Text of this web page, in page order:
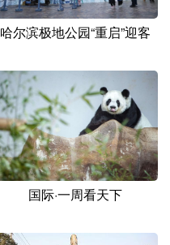
海南 重庆
云南 西藏
青海
黑龙江
哈尔滨极地公园“重启”迎客
国际·一周看天下